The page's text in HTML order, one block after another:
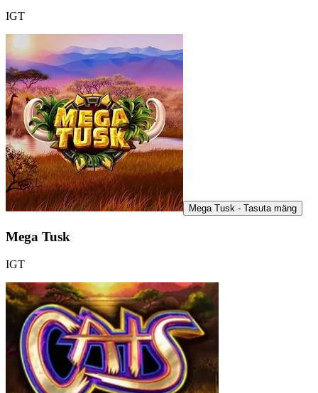
IGT
Mega Tusk - Tasuta mäng
Mega Tusk
IGT